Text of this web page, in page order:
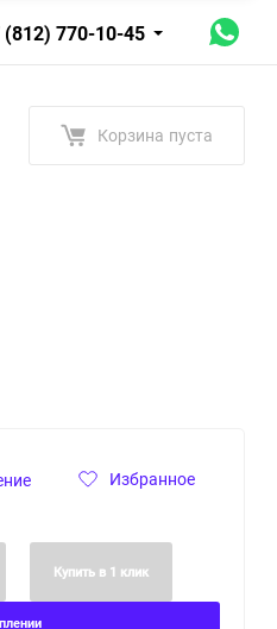
(812) 770-10-45
Корзина пуста
Избранное
Купить в 1 клик